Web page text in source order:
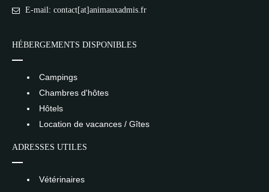
E-mail: contact[at]animauxadmis.fr
HÉBERGEMENTS DISPONIBLES
Campings
Chambres d'hôtes
Hôtels
Location de vacances / Gîtes
ADRESSES UTILES
Vétérinaires